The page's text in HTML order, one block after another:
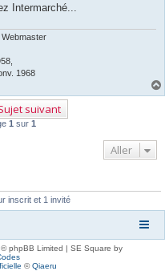
Intermarché...
Webmaster
1968
suivant
1 sur 1
Aller
inscrit et 1 invité
phpBB Limited | SE Square by
©Qiaeru